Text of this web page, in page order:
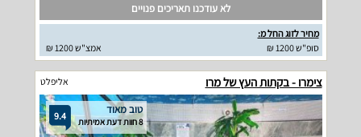
לא עודכנו תאריכים פנויים
מחיר לזוג החל מ:
סופ"ש 1200 ₪
אמצ"ש 1200 ₪
צימרו - בקתות העץ של מרו אליפלט
9.4 טוב מאוד
8 חוות דעת אמיתיות